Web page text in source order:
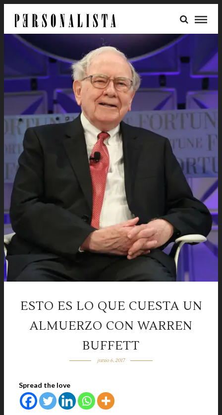
ESTO ES LO QUE CUESTA UN
ALMUERZO CON WARREN
BUFFETT
junio 6, 2017
Spread the love